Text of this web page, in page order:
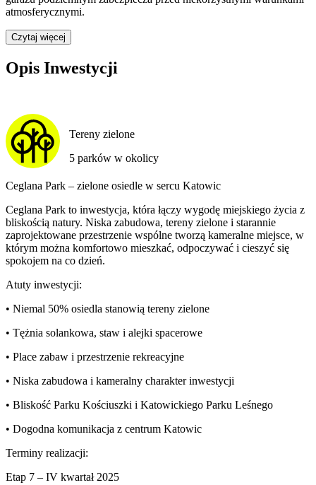
atmosferycznymi.
Czytaj więcej
Opis Inwestycji
Tereny zielone
5 parków w okolicy
Ceglana Park – zielone osiedle w sercu Katowic
Ceglana Park to inwestycja, która łączy wygodę miejskiego życia z
bliskością natury. Niska zabudowa, tereny zielone i starannie
zaprojektowane przestrzenie wspólne tworzą kameralne miejsce, w
którym można komfortowo mieszkać, odpoczywać i cieszyć się
spokojem na co dzień.
Atuty inwestycji:
• Niemal 50% osiedla stanowią tereny zielone
• Tężnia solankowa, staw i alejki spacerowe
• Place zabaw i przestrzenie rekreacyjne
• Niska zabudowa i kameralny charakter inwestycji
• Bliskość Parku Kościuszki i Katowickiego Parku Leśnego
• Dogodna komunikacja z centrum Katowic
Terminy realizacji:
Etap 7 – IV kwartał 2025